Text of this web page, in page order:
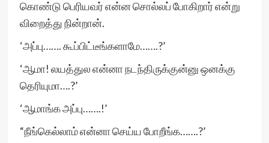
கொண்டு பெரியவர் என்ன சொல்லப் போகிறார் என்று
விறைத்து நின்றான்.
‘அப்பு……. கூப்பிட்டீங்களாமே…….?’
‘ஆமா! லயத்துல என்னா நடந்திருக்குன்னு ஒனக்கு
தெரியுமா….?’
‘ஆமாங்க அப்பு…….!’
“நீங்கெல்லாம் என்னா செய்ய போறீங்க…….?’